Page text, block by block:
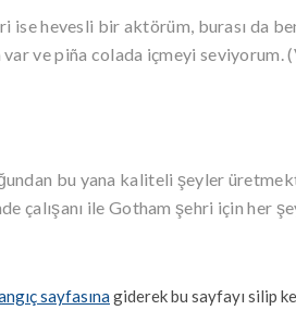
hevesli bir aktörüm, burası da
ve piña colada içmeyi seviyorum.
bu yana kaliteli şeyler
çalışanı ile Gotham şehri için her
sayfasına giderek bu sayfayı silip